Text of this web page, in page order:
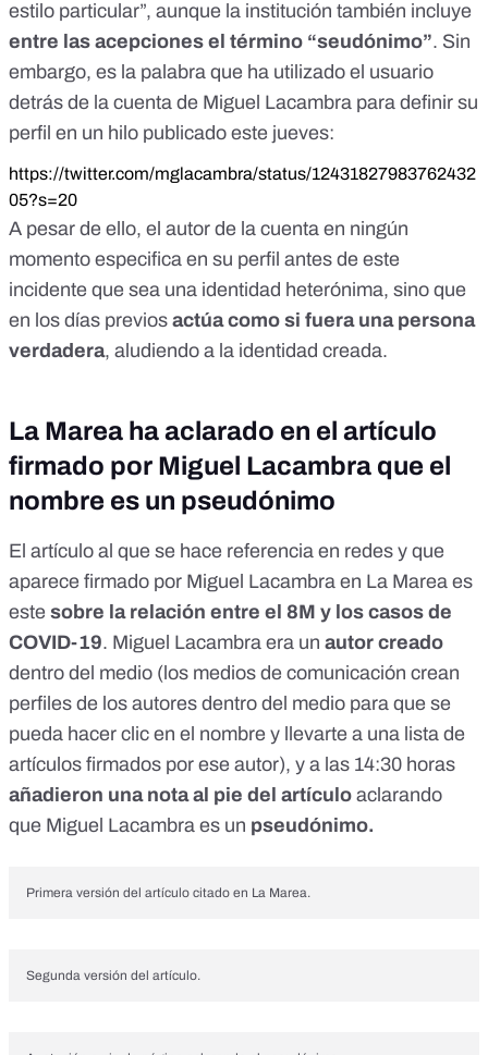
estilo particular”, aunque la institución también incluye
entre las acepciones el término “seudónimo”. Sin
embargo, es la palabra que ha utilizado el usuario
detrás de la cuenta de Miguel Lacambra para definir su
perfil en un hilo publicado este jueves:
https://twitter.com/mglacambra/status/12431827983762432
05?s=20
A pesar de ello, el autor de la cuenta en ningún
momento especifica en su perfil antes de este
incidente que sea una identidad heterónima, sino que
en los días previos actúa como si fuera una persona
verdadera, aludiendo a la identidad creada.
La Marea ha aclarado en el artículo
firmado por Miguel Lacambra que el
nombre es un pseudónimo
El artículo al que se hace referencia en redes y que
aparece firmado por Miguel Lacambra en La Marea es
este sobre la relación entre el 8M y los casos de
COVID-19. Miguel Lacambra era un autor creado
dentro del medio (los medios de comunicación crean
perfiles de los autores dentro del medio para que se
pueda hacer clic en el nombre y llevarte a una lista de
artículos firmados por ese autor), y a las 14:30 horas
añadieron una nota al pie del artículo aclarando
que Miguel Lacambra es un pseudónimo.
Primera versión del artículo citado en La Marea.
Segunda versión del artículo.